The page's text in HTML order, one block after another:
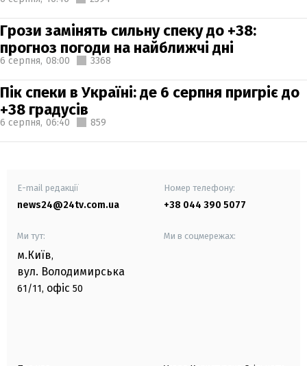
Грози замінять сильну спеку до +38:
прогноз погоди на найближчі дні
6 серпня, 08:00 3368
Пік спеки в Україні: де 6 серпня пригріє до
+38 градусів
6 серпня, 06:40 859
E-mail редакції
news24@24tv.com.ua
Номер телефону:
+38 044 390 5077
Ми тут:
м.Київ,
вул. Володимирська
61/11, офіс 50
Ми в соцмережах: